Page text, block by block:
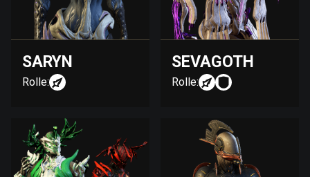
SARYN
Rolle:
SEVAGOTH
Rolle: